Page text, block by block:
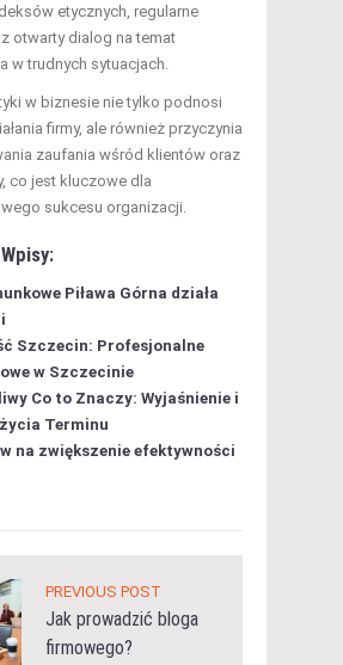
etycznych, regularne
otwarty dialog na temat
w trudnych sytuacjach.
w biznesie nie tylko podnosi
firmy, ale również przyczynia
zaufania wśród klientów oraz
co jest kluczowe dla
sukcesu organizacji.
Piława Górna działa
Szczecin: Profesjonalne
w Szczecinie
Co to Znaczy: Wyjaśnienie i
Terminu
na zwiększenie efektywności
PREVIOUS POST
Jak prowadzić bloga
firmowego?